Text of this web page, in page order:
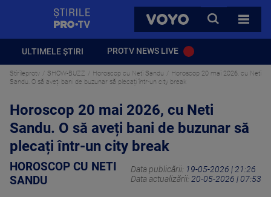
VOYO
CAUTA
TOATE
ULTIMELE ȘTIRI PROTV NEWS LIVE
Stirileprotv SHOW-BUZZ Horoscop cu Neti Sandu
Horoscop 20 mai 2026, cu Neti
Sandu. O să aveți bani de buzunar să plecați într-un city break
Horoscop 20 mai 2026, cu Neti
Sandu. O să aveți bani de buzunar să
plecați într-un city break
HOROSCOP CU NETI
SANDU
Data publicării: 19-05-2026 | 21:26
Data actualizării: 20-05-2026 | 07:53